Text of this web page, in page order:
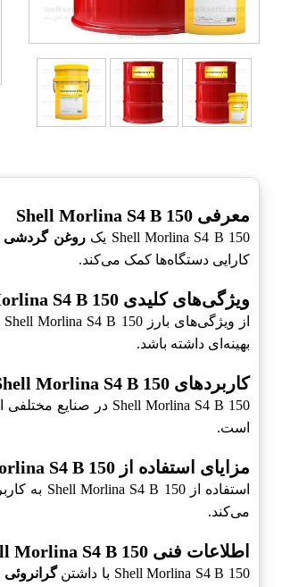
معرفی Shell Morlina S4 B 150
Shell Morlina S4 B 150 یک روغن گردشی
کارایی دستگاه‌ها کمک می‌کند.
ویژگی‌های کلیدی Shell Morlina S4 B 150
از ویژگی‌های بارز Shell Morlina S4 B 150 می‌توان به
بهینه‌ای داشته باشد.
کاربردهای Shell Morlina S4 B 150
Shell Morlina S4 B 150 در صنایع مختلفی از جمله
است.
مزایای استفاده از Shell Morlina S4 B 150
استفاده از Shell Morlina S4 B 150 به کاربرانی که به دنبال
می‌کند.
اطلاعات فنی Shell Morlina S4 B 150
Shell Morlina S4 B 150 با داشتن گرانروئی